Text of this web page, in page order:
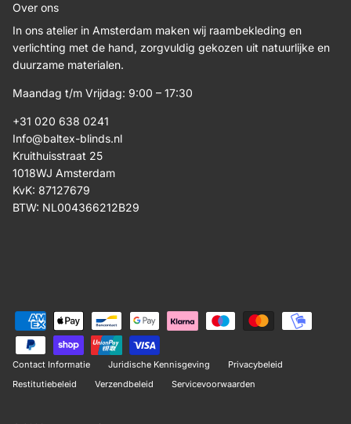
Over ons
In ons atelier in Amsterdam maken wij raambekleding en
verlichting met de hand, zorgvuldig gekozen uit natuurlijke en
duurzame materialen.
Maandag t/m Vrijdag: 9:00 – 17:30
+31 020 638 0241
Info@baltex-blinds.nl
Kruithuisstraat 25
1018WJ Amsterdam
KvK: 87127679
BTW: NL004366212B29
Contact Informatie Juridische Kennisgeving
Privacybeleid
Restitutiebeleid
Verzendbeleid Servicevoorwaarden